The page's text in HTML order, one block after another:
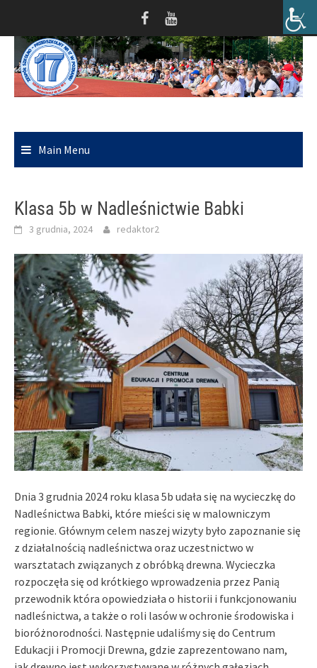
content
Main Menu
Klasa 5b w Nadleśnictwie Babki
3 grudnia, 2024 redaktor2
Dnia 3 grudnia 2024 roku klasa 5b udała się na wycieczkę do
Nadleśnictwa Babki, które mieści się w malowniczym
regionie. Głównym celem naszej wizyty było zapoznanie się
z działalnością nadleśnictwa oraz uczestnictwo w
warsztatach związanych z obróbką drewna. Wycieczka
rozpoczęła się od krótkiego wprowadzenia przez Panią
przewodnik która opowiedziała o historii i funkcjonowaniu
nadleśnictwa, a także o roli lasów w ochronie środowiska i
bioróżnorodności. Następnie udaliśmy się do Centrum
Edukacji i Promocji Drewna, gdzie zaprezentowano nam,